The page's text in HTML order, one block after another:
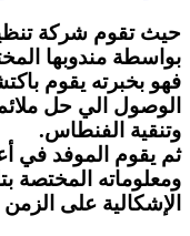
حيث تقوم شركة
بواسطة مندوبها
فهو بخبرته يقوم
الوصول الي حل
وتنقية الفنطاس.
ثم يقوم الموفد في
ومعلوماته المختصة
الإشكالية على الزمن